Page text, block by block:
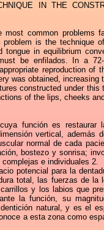
IN THE
common problems
is the technique
in equilibrium
be enfilados. In a
reproduction of
was obtained, increasing
constructed under this
of the lips, cheeks
función es restaurar
vertical, además
normal de cada
bostezo y sonrisa;
e individuales 2.
potencial para la
total, las fuerzas de la
y los labios que
la función, su
natural, y es el
a esta zona como